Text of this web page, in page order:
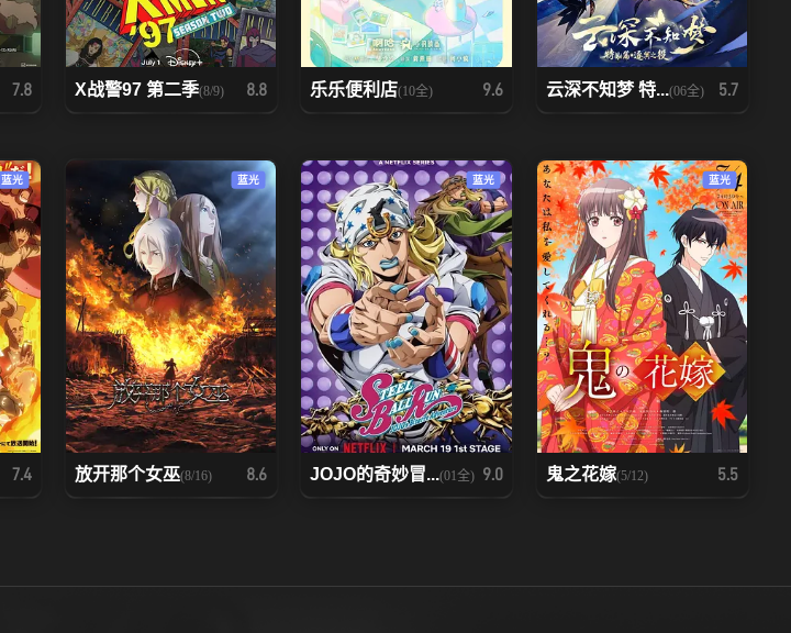
82 83 84
89 91
96 97 98
103 104 105
110 111 112
117 118 119
124 125 126
131 132 133
7.8 X战警97 第二季(8/9) 8.8 乐乐便利店(10全) 9.6 云深不知梦 特...(06全) 5.7
蓝光
7.4
蓝光
放开那个女巫(8/16) 8.6
蓝光
JOJO的奇妙冒...(01全) 9.0
蓝光
鬼之花嫁(5/12) 5.5